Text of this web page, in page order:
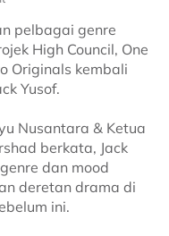
pelbagai genre
High Council, One
Originals kembali
Yusof.
Nusantara & Ketua
berkata, Jack
dan mood
deretan drama di
ini.